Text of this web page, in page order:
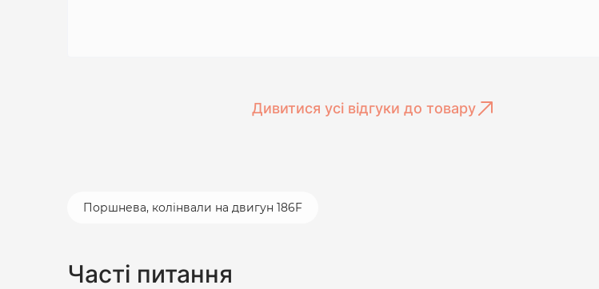
Дивитися усі відгуки до товару
Поршнева, колінвали на двигун 186F
Часті питання